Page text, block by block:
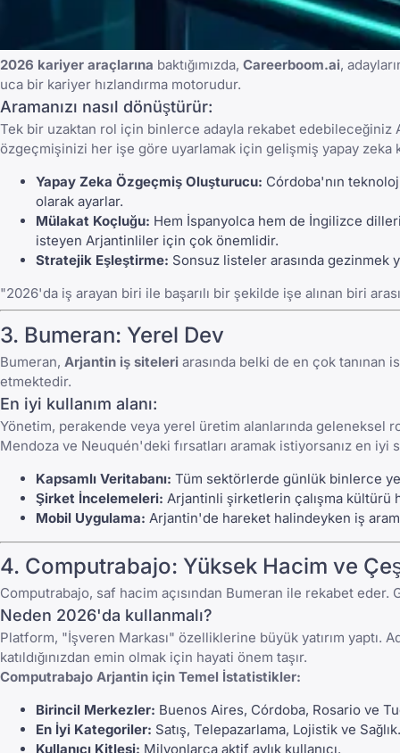
2026 kariyer araçlarına baktığımızda, Careerboom.ai,
uca bir kariyer hızlandırma motorudur.
Aramanızı nasıl dönüştürür:
Tek bir uzaktan rol için binlerce adayla rekabet edebileceğiniz
özgeçmişinizi her işe göre uyarlamak için gelişmiş yapay zeka
Yapay Zeka Özgeçmiş Oluşturucu: Córdoba'nın
olarak ayarlar.
Mülakat Koçluğu: Hem İspanyolca hem de İngilizce
isteyen Arjantinliler için çok önemlidir.
Stratejik Eşleştirme: Sonsuz listeler arasında gezinmek
"2026'da iş arayan biri ile başarılı bir şekilde işe alınan biri
3. Bumeran: Yerel Dev
Bumeran, Arjantin iş siteleri arasında belki de en çok
etmektedir.
En iyi kullanım alanı:
Yönetim, perakende veya yerel üretim alanlarında geleneksel
Mendoza ve Neuquén'deki fırsatları aramak istiyorsanız en iyi
Kapsamlı Veritabanı: Tüm sektörlerde günlük binlerce
Şirket İncelemeleri: Arjantinli şirketlerin çalışma kültürü
Mobil Uygulama: Arjantin'de hareket halindeyken iş
4. Computrabajo: Yüksek Hacim ve
Computrabajo, saf hacim açısından Bumeran ile rekabet eder.
Neden 2026'da kullanmalı?
Platform, "İşveren Markası" özelliklerine büyük yatırım
katıldığınızdan emin olmak için hayati önem taşır.
Computrabajo Arjantin için Temel İstatistikler:
Birincil Merkezler: Buenos Aires, Córdoba, Rosario ve
En İyi Kategoriler: Satış, Telepazarlama, Lojistik ve Sağlık.
Kullanıcı Kitlesi: Milyonlarca aktif aylık kullanıcı.